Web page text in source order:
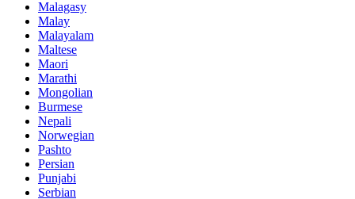
Malagasy
Malay
Malayalam
Maltese
Maori
Marathi
Mongolian
Burmese
Nepali
Norwegian
Pashto
Persian
Punjabi
Serbian